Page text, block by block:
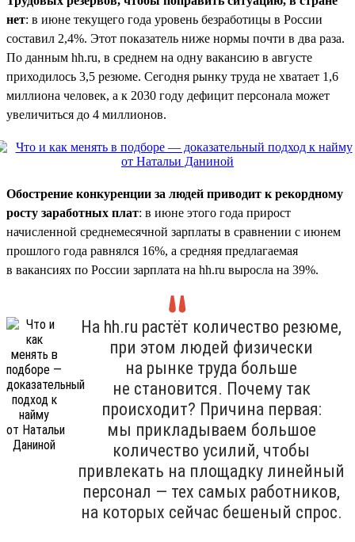
нет: в июне текущего года уровень безработицы в России
составил 2,4%. Этот показатель ниже нормы почти в два раза.
По данным hh.ru, в среднем на одну вакансию в августе
приходилось 3,5 резюме. Сегодня рынку труда не хватает 1,6
миллиона человек, а к 2030 году дефицит персонала может
увеличиться до 4 миллионов.
Обострение конкуренции за людей приводит к рекордному
росту заработных плат: в июне этого года прирост
начисленной среднемесячной зарплаты в сравнении с июнем
прошлого года равнялся 16%, а средняя предлагаемая
в вакансиях по России зарплата на hh.ru выросла на 39%.
На hh.ru растёт количество резюме,
при этом людей физически
на рынке труда больше
не становится. Почему так
происходит? Причина первая:
мы прикладываем большое
количество усилий, чтобы
привлекать на площадку линейный
персонал — тех самых работников,
на которых сейчас бешеный спрос.